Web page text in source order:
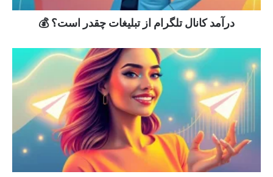
درآمد کانال تلگرام از تبلیغات چقدر است؟ 💰